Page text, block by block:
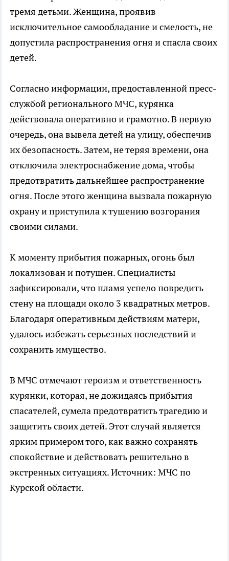
тремя детьми. Женщина, проявив
исключительное самообладание и смелость, не
допустила распространения огня и спасла своих
детей.
Согласно информации, предоставленной пресс-
службой регионального МЧС, курянка
действовала оперативно и грамотно. В первую
очередь, она вывела детей на улицу, обеспечив
их безопасность. Затем, не теряя времени, она
отключила электроснабжение дома, чтобы
предотвратить дальнейшее распространение
огня. После этого женщина вызвала пожарную
охрану и приступила к тушению возгорания
своими силами.
К моменту прибытия пожарных, огонь был
локализован и потушен. Специалисты
зафиксировали, что пламя успело повредить
стену на площади около 3 квадратных метров.
Благодаря оперативным действиям матери,
удалось избежать серьезных последствий и
сохранить имущество.
В МЧС отмечают героизм и ответственность
курянки, которая, не дожидаясь прибытия
спасателей, сумела предотвратить трагедию и
защитить своих детей. Этот случай является
ярким примером того, как важно сохранять
спокойствие и действовать решительно в
экстренных ситуациях. Источник: МЧС по
Курской области.